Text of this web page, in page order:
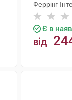
Феррінг
Є в
від